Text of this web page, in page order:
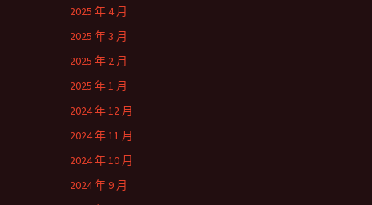
2025 年 4 月
2025 年 3 月
2025 年 2 月
2025 年 1 月
2024 年 12 月
2024 年 11 月
2024 年 10 月
2024 年 9 月